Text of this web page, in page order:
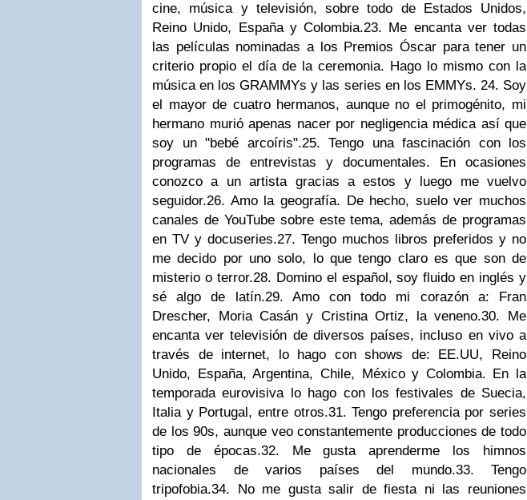
cine, música y televisión, sobre todo de Estados Unidos,
Reino Unido, España y Colombia.23. Me encanta ver todas
las películas nominadas a los Premios Óscar para tener un
criterio propio el día de la ceremonia. Hago lo mismo con la
música en los GRAMMYs y las series en los EMMYs. 24. Soy
el mayor de cuatro hermanos, aunque no el primogénito, mi
hermano murió apenas nacer por negligencia médica así que
soy un "bebé arcoíris".25. Tengo una fascinación con los
programas de entrevistas y documentales. En ocasiones
conozco a un artista gracias a estos y luego me vuelvo
seguidor.26. Amo la geografía. De hecho, suelo ver muchos
canales de YouTube sobre este tema, además de programas
en TV y docuseries.27. Tengo muchos libros preferidos y no
me decido por uno solo, lo que tengo claro es que son de
misterio o terror.28. Domino el español, soy fluido en inglés y
sé algo de latín.29. Amo con todo mi corazón a: Fran
Drescher, Moria Casán y Cristina Ortiz, la veneno.30. Me
encanta ver televisión de diversos países, incluso en vivo a
través de internet, lo hago con shows de: EE.UU, Reino
Unido, España, Argentina, Chile, México y Colombia. En la
temporada eurovisiva lo hago con los festivales de Suecia,
Italia y Portugal, entre otros.31. Tengo preferencia por series
de los 90s, aunque veo constantemente producciones de todo
tipo de épocas.32. Me gusta aprenderme los himnos
nacionales de varios países del mundo.33. Tengo
tripofobia.34. No me gusta salir de fiesta ni las reuniones